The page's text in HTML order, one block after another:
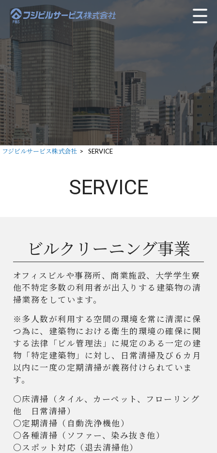
フジビルサービス株式会社 > SERVICE
SERVICE
ビルクリーニング事業
オフィスビルや事務所、商業施設、大学学生寮
他不特定多数の利用者が出入りする建築物の清
掃業務をしています。
※多人数が利用する空間の環境を常に清潔に保
つ為に、建築物における衛生的環境の確保に関
する法律「ビル管理法」に規定のある一定の建
物「特定建築物」に対し、日常清掃及び６カ月
以内に一度の定期清掃が義務付けられていま
す。
〇床清掃（タイル、カーペット、フローリング
他 日常清掃）
〇定期清掃（自動洗浄機他）
〇各種清掃（ソファー、染み抜き他）
〇スポット対応（退去清掃他）